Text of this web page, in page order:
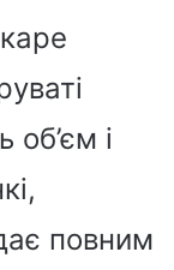
і
повним